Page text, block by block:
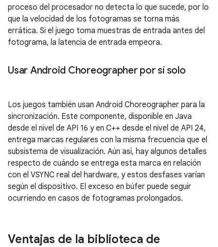
proceso del procesador no detecta lo que sucede, por lo
que la velocidad de los fotogramas se torna más
errática. Si el juego toma muestras de entrada antes del
fotograma, la latencia de entrada empeora.
Usar Android Choreographer por sí solo
Los juegos también usan Android Choreographer para la
sincronización. Este componente, disponible en Java
desde el nivel de API 16 y en C++ desde el nivel de API 24,
entrega marcas regulares con la misma frecuencia que el
subsistema de visualización. Aún así, hay algunos detalles
respecto de cuándo se entrega esta marca en relación
con el VSYNC real del hardware, y estos desfases varían
según el dispositivo. El exceso en búfer puede seguir
ocurriendo en casos de fotogramas prolongados.
Ventajas de la biblioteca de